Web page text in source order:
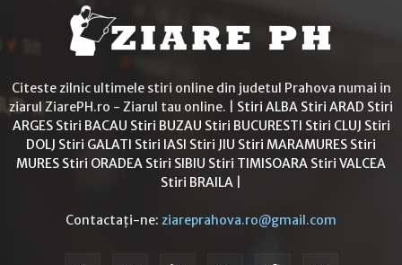
Citeste zilnic ultimele stiri online din judetul Prahova numai in
ziarul ZiarePH.ro - Ziarul tau online. | Stiri ALBA Stiri ARAD Stiri
ARGES Stiri BACAU Stiri BUZAU Stiri BUCURESTI Stiri CLUJ Stiri
DOLJ Stiri GALATI Stiri IASI Stiri JIU Stiri MARAMURES Stiri
MURES Stiri ORADEA Stiri SIBIU Stiri TIMISOARA Stiri VALCEA
Stiri BRAILA
Contactați-ne: ziareprahova.ro@gmail.com